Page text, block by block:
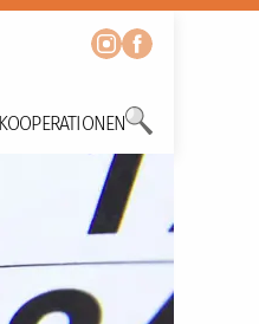
KOOPERATIONEN